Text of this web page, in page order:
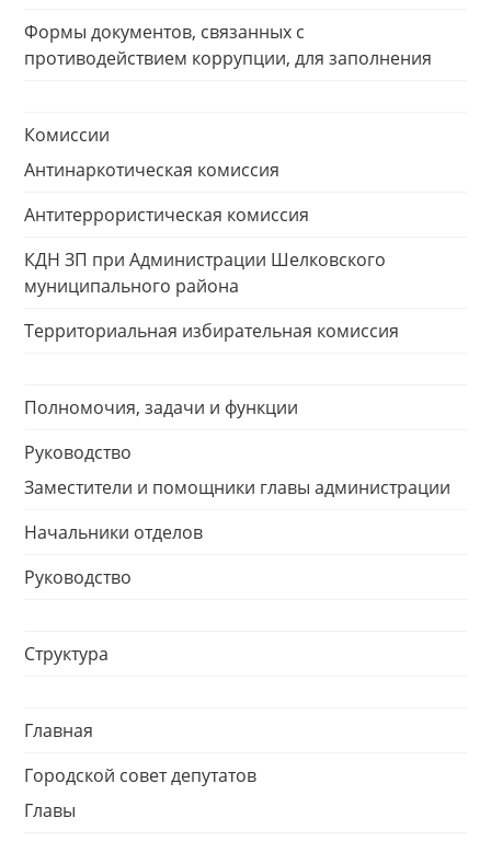
Формы документов, связанных с
противодействием коррупции, для заполнения
Комиссии
Антинаркотическая комиссия
Антитеррористическая комиссия
КДН ЗП при Администрации Шелковского
муниципального района
Территориальная избирательная комиссия
Полномочия, задачи и функции
Руководство
Заместители и помощники главы администрации
Начальники отделов
Руководство
Структура
Главная
Городской совет депутатов
Главы